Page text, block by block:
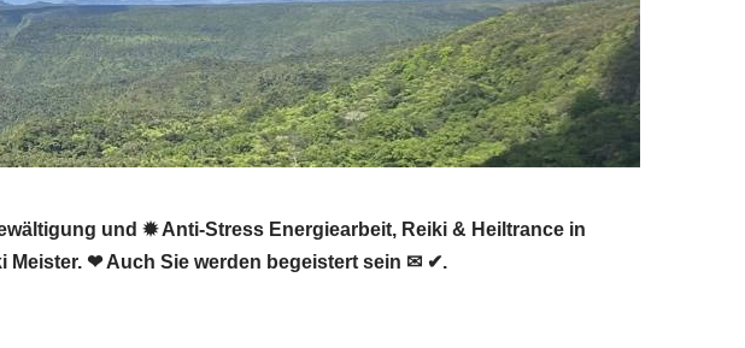
und ✹ Anti-Stress Energiearbeit, Reiki & Heiltrance in
❤ Auch Sie werden begeistert sein ✉ ✔.